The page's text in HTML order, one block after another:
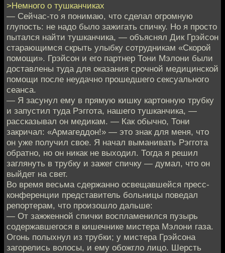
>Немного о тушканчиках
— Сейчас-то я понимаю, что сделал огромную
глупость: не надо было зажигать спичку. Но я просто
пытался найти тушканчика, — объяснял Дик Грэйсон
старающимся скрыть улыбку сотрудникам «Скорой
помощи». Грэйсон и его партнер Тони Мэлони были
доставлены туда для оказания срочной медицинской
помощи после неудачно прошедшего сексуального
сеанса.
— Я засунул ему в прямую кишку картонную трубку
и запустил туда Рэггота, нашего тушканчика, —
рассказывал он медикам. — Как обычно, Тони
закричал: «Армагеддон!» — это знак для меня, что
он уже получил свое. Я начал выманивать Рэггота
обратно, но он никак не выходил. Тогда я решил
заглянуть в трубку и зажег спичку — думал, что он
выйдет на свет.
Во время весьма сдержанно освещавшейся пресс-
конференции представитель больницы поведал
репортерам, что произошло дальше:
— От зажженной спички воспламенился пузырь
содержавшегося в кишечнике мистера Мэлони газа.
Огонь полыхнул из трубки; у мистера Грэйсона
загорелись волосы, и ему обожгло лицо. Шерсть